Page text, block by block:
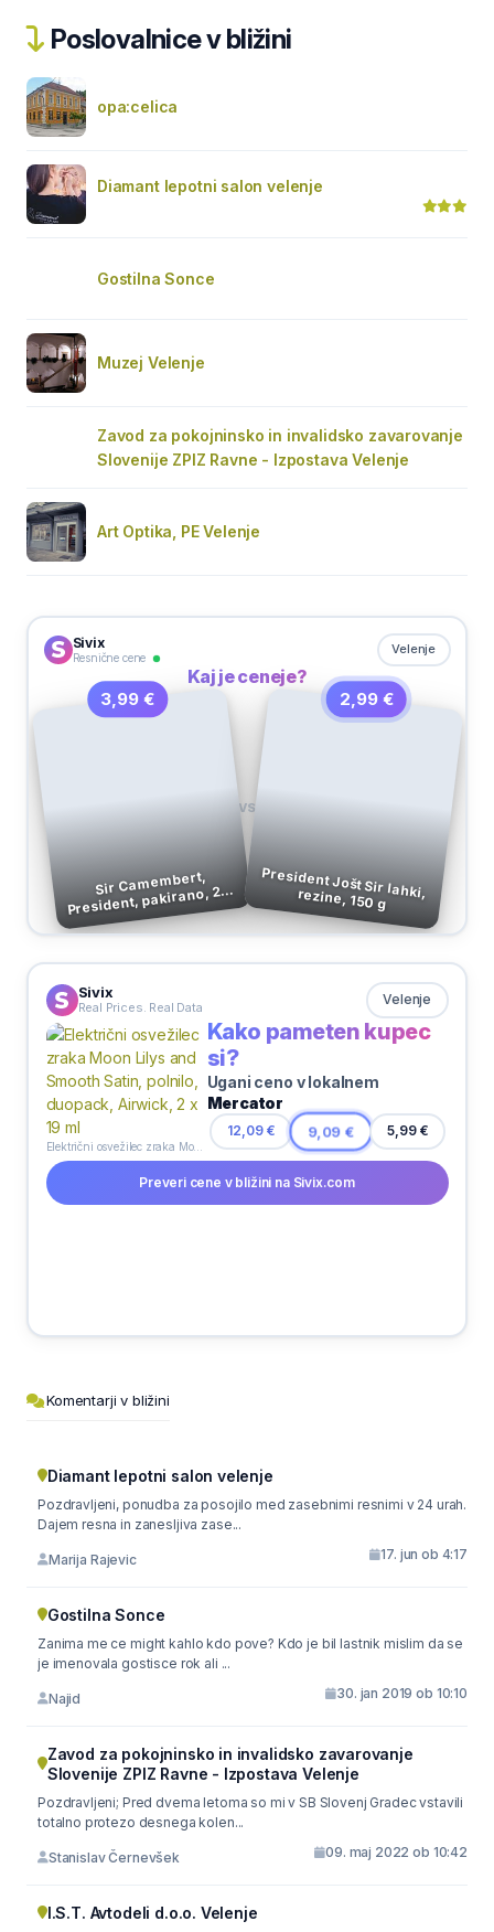
Poslovalnice v bližini
opa:celica
Diamant lepotni salon velenje
Gostilna Sonce
Muzej Velenje
Zavod za pokojninsko in invalidsko zavarovanje
Slovenije ZPIZ Ravne - Izpostava Velenje
Art Optika, PE Velenje
Sivix
Resnične cene
Velenje
Kaj je ceneje?
3,99 €
Sir Camembert,
President, pakirano, 250
g
VS
2,99 €
President Jošt Sir lahki, rezine, 150 g
Sivix
Real Prices. Real Data Velenje
Električni osvežilec zraka Moon Lilys and Smooth Satin, polnilo, duopack, Airwick, 2 x 19 ml
Kako pameten kupec
si?
Ugani ceno v lokalnem
Mercator
12,09 € 9,09 € 5,99 €
Preveri cene v bližini na Sivix.com
Komentarji v bližini
Diamant lepotni salon velenje
Pozdravljeni, ponudba za posojilo med zasebnimi resnimi v 24 urah.
Dajem resna in zanesljiva zase...
Marija Rajevic 17. jun ob 4:17
Gostilna Sonce
Zanima me ce might kahlo kdo pove? Kdo je bil lastnik mislim da se
je imenovala gostisce rok ali ...
Najid 30. jan 2019 ob 10:10
Zavod za pokojninsko in invalidsko zavarovanje
Slovenije ZPIZ Ravne - Izpostava Velenje
Pozdravljeni; Pred dvema letoma so mi v SB Slovenj Gradec vstavili
totalno protezo desnega kolen...
Stanislav Černevšek 09. maj 2022 ob 10:42
I.S.T. Avtodeli d.o.o. Velenje